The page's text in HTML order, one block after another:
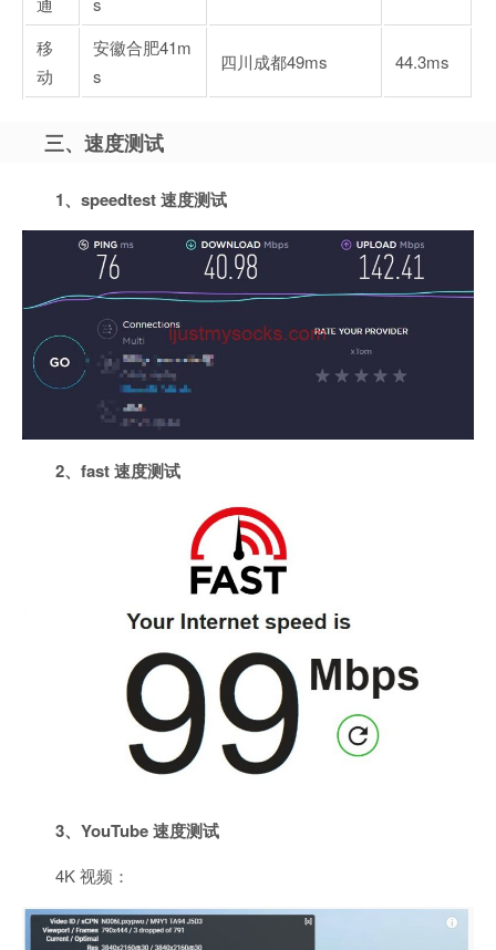
移
动
安徽合肥41m
s
四川成都49ms 44.3ms
三、速度测试
1、speedtest 速度测试
2、fast 速度测试
3、YouTube 速度测试
4K 视频：